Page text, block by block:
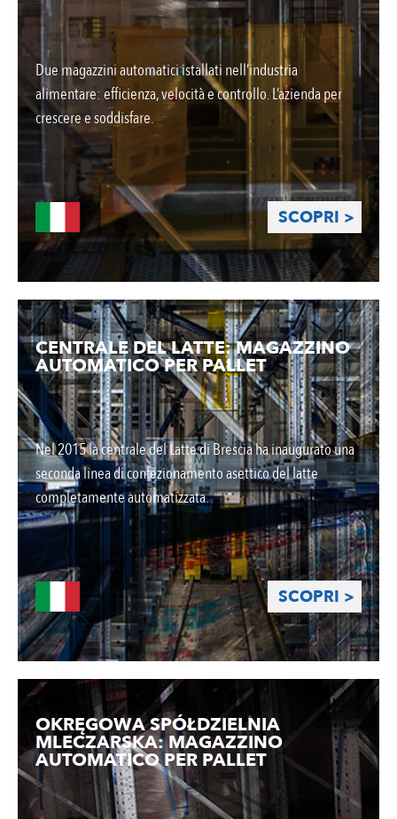
Due magazzini automatici istallati nell’industria
alimentare: efficienza, velocità e controllo. L’azienda per
crescere e soddisfare.
SCOPRI >
CENTRALE DEL LATTE: MAGAZZINO
AUTOMATICO PER PALLET
Nel 2015 la centrale del Latte di Brescia ha inaugurato una
seconda linea di confezionamento asettico del latte
completamente automatizzata.
SCOPRI >
OKRĘGOWA SPÓŁDZIELNIA
MLECZARSKA: MAGAZZINO
AUTOMATICO PER PALLET